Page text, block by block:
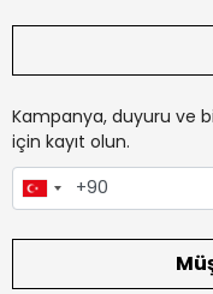
Kampanya, duyuru ve
için kayıt olun.